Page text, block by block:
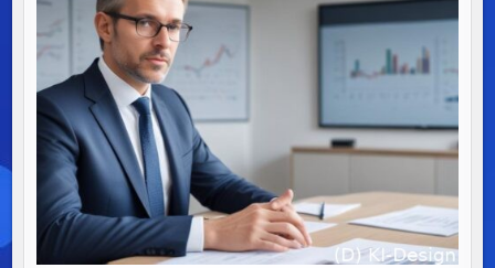
SCHLÜSSEL
ZUM